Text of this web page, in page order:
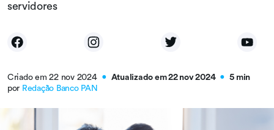
servidores
Criado em 22 nov 2024 ● Atualizado em 22 nov 2024 ●
5 min
por Redação Banco PAN